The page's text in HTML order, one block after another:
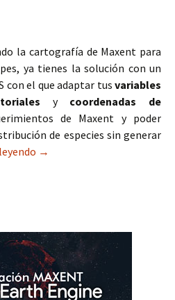
la cartografía de Maxent para
ya tienes la solución con un
con el que adaptar tus variables
y coordenadas de
de Maxent y poder
de especies sin generar
Adaptador de cartografía
→